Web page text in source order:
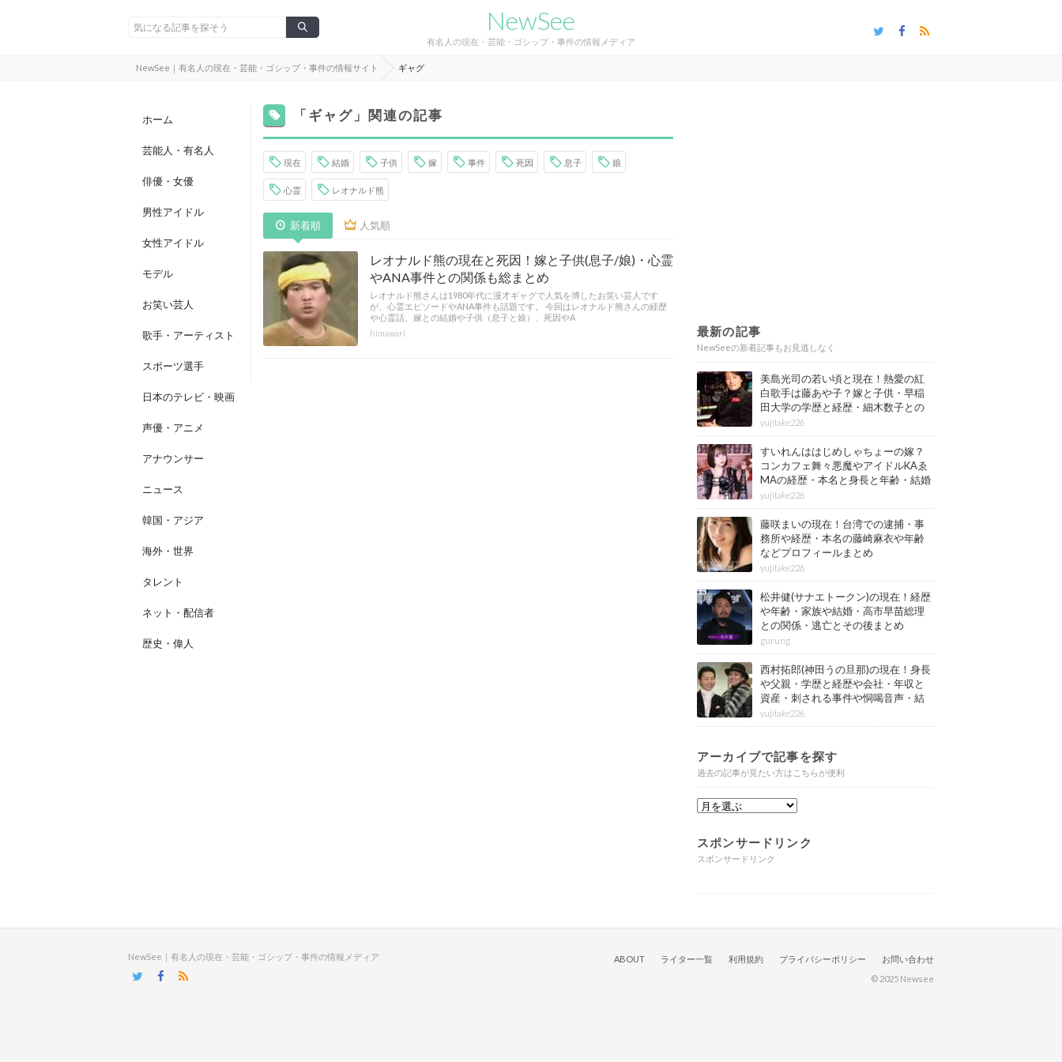
NewSee
有名人の現在・芸能・ゴシップ・事件の情報メディア
NewSee｜有名人の現在・芸能・ゴシップ・事件の情報サイト ギャグ
ホーム
芸能人・有名人
俳優・女優
男性アイドル
女性アイドル
モデル
お笑い芸人
歌手・アーティスト
スポーツ選手
日本のテレビ・映画
声優・アニメ
アナウンサー
ニュース
韓国・アジア
海外・世界
タレント
ネット・配信者
歴史・偉人
「ギャグ」関連の記事
現在 結婚 子供 嫁 事件 死因 息子 娘
心霊 レオナルド熊
新着順 人気順
レオナルド熊の現在と死因！嫁と子供(息子/娘)・心霊
やANA事件との関係も総まとめ
レオナルド熊さんは1980年代に漫才ギャグで人気を博したお笑い芸人です
が、心霊エピソードやANA事件も話題です。 今回はレオナルド熊さんの経歴
や心霊話、嫁との結婚や子供（息子と娘）、死因やA
himawari
最新の記事
NewSeeの新着記事もお見逃しなく
美島光司の若い頃と現在！熱愛の紅
白歌手は藤あや子？嫁と子供・早稲
田大学の学歴と経歴・細木数子との
確執もまとめ
yujitake226
すいれんははじめしゃちょーの嫁？
コンカフェ舞々悪魔やアイドルKAゑ
MAの経歴・本名と身長と年齢・結婚
情報もまとめ
yujitake226
藤咲まいの現在！台湾での逮捕・事
務所や経歴・本名の藤崎麻衣や年齢
などプロフィールまとめ
yujitake226
松井健(サナエトークン)の現在！経歴
や年齢・家族や結婚・高市早苗総理
との関係・逃亡とその後まとめ
gurung
西村拓郎(神田うの旦那)の現在！身長
や父親・学歴と経歴や会社・年収と
資産・刺される事件や恫喝音声・結
婚と子供や自宅・脳梗塞の病気もま
とめ
yujitake226
アーカイブで記事を探す
過去の記事が見たい方はこちらが便利
スポンサードリンク
スポンサードリンク
NewSee｜有名人の現在・芸能・ゴシップ・事件の情報メディア ABOUT ライター一覧 利用規約 プライバシーポリシー
お問い合わせ
© 2025 Newsee